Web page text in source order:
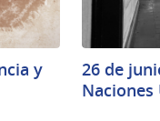
y
26 de